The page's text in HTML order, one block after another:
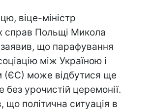
віце-міністр
справ Польщі Микола
що парафування
між Україною і
(ЄС) може відбутися ще
без урочистій церемонії.
що політична ситуація в